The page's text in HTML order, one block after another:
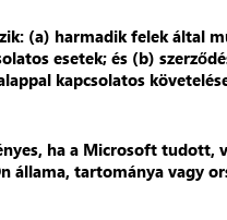
(a) harmadik felek által
esetek; és (b)
kapcsolatos
ha a Microsoft
állama, tartománya vagy